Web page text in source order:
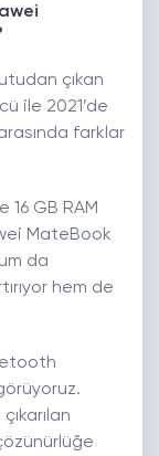
çıkan
ile 2021’de
farklar
16 GB RAM
MateBook
da
hem de